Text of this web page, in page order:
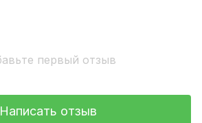
первый отзыв
Написать отзыв